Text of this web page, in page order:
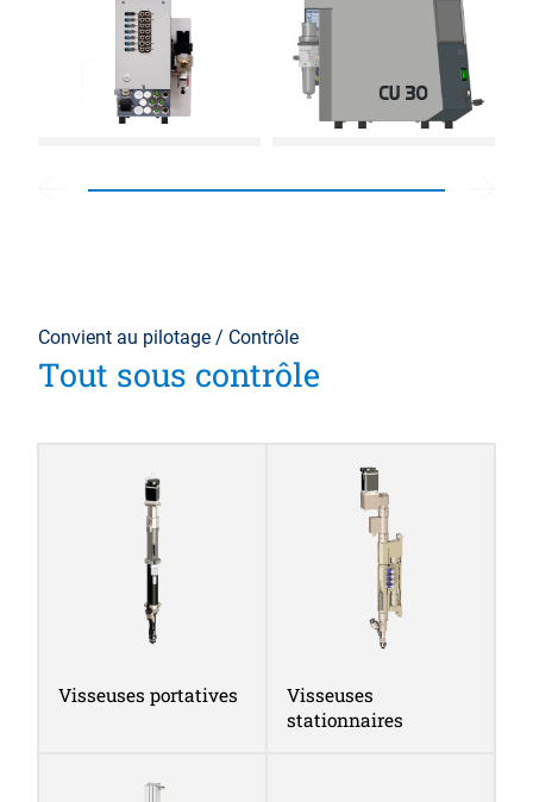
Convient au pilotage / Contrôle
Tout sous contrôle
Visseuses portatives
Visseuses
stationnaires